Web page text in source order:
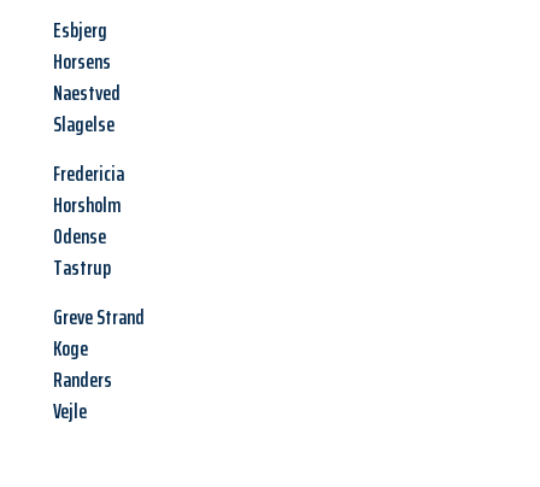
Esbjerg
Horsens
Naestved
Slagelse
Fredericia
Horsholm
Odense
Tastrup
Greve Strand
Koge
Randers
Vejle